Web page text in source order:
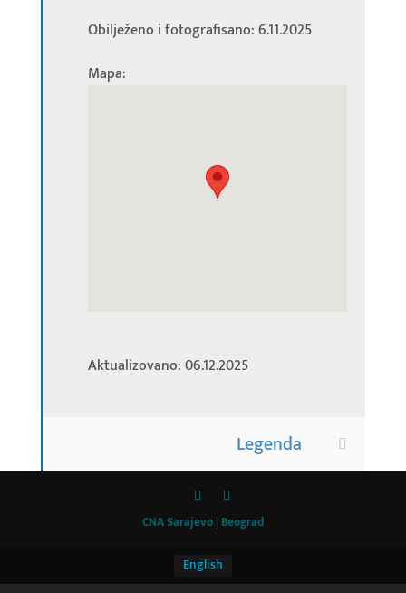
Obilježeno i fotografisano: 6.11.2025
Mapa:
Aktualizovano: 06.12.2025
Legenda
CNA Sarajevo | Beograd
English